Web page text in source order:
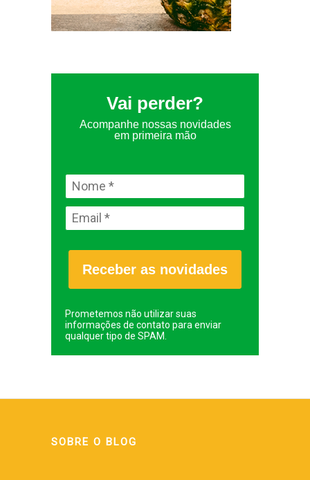
Vai perder?
Acompanhe nossas novidades
em primeira mão
Receber as novidades
Prometemos não utilizar suas
informações de contato para enviar
qualquer tipo de SPAM.
SOBRE O BLOG